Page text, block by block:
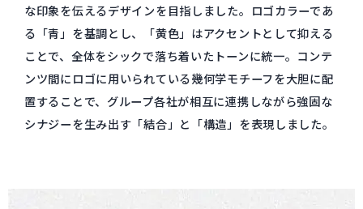
な印象を伝えるデザインを目指しました。ロゴカラーであ
る「青」を基調とし、「黄色」はアクセントとして抑える
ことで、全体をシックで落ち着いたトーンに統一。コンテ
ンツ間にロゴに用いられている幾何学モチーフを大胆に配
置することで、グループ各社が相互に連携しながら強固な
シナジーを生み出す「結合」と「構造」を表現しました。